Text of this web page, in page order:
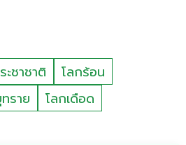
ะชาชาติ
โลกร้อน
ราย โลกเดือด